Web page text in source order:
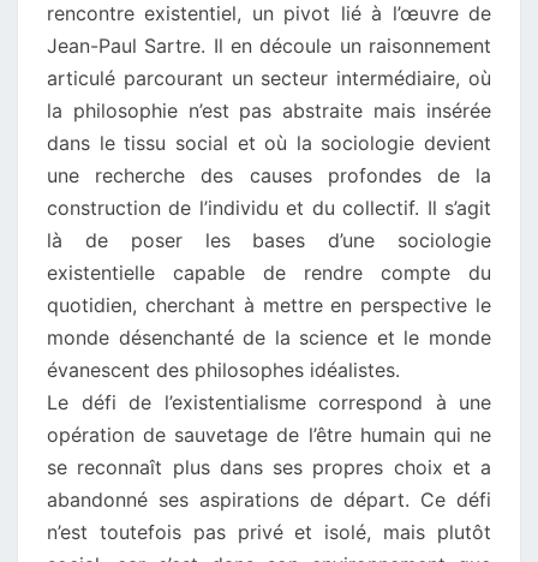
rencontre existentiel, un pivot lié à l’œuvre de
Jean-Paul Sartre. Il en découle un raisonnement
articulé parcourant un secteur intermédiaire, où
la philosophie n’est pas abstraite mais insérée
dans le tissu social et où la sociologie devient
une recherche des causes profondes de la
construction de l’individu et du collectif. Il s’agit
là de poser les bases d’une sociologie
existentielle capable de rendre compte du
quotidien, cherchant à mettre en perspective le
monde désenchanté de la science et le monde
évanescent des philosophes idéalistes.
Le défi de l’existentialisme correspond à une
opération de sauvetage de l’être humain qui ne
se reconnaît plus dans ses propres choix et a
abandonné ses aspirations de départ. Ce défi
n’est toutefois pas privé et isolé, mais plutôt